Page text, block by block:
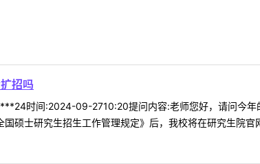
招吗
时间:2024-09-2710:20提问内容:老师您好，请问今
硕士研究生招生工作管理规定》后，我校将在研究生院官